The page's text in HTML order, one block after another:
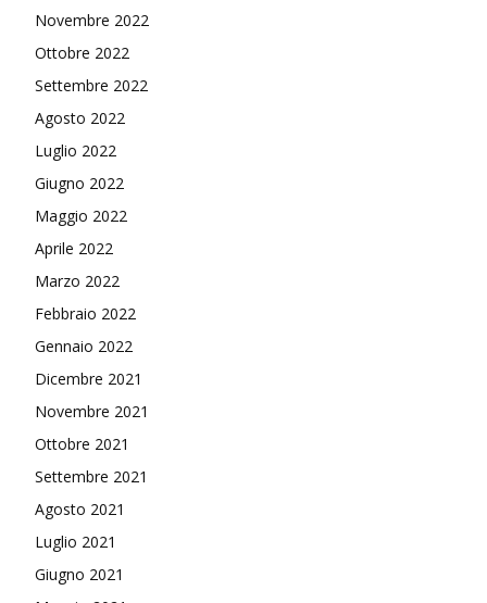
Novembre 2022
Ottobre 2022
Settembre 2022
Agosto 2022
Luglio 2022
Giugno 2022
Maggio 2022
Aprile 2022
Marzo 2022
Febbraio 2022
Gennaio 2022
Dicembre 2021
Novembre 2021
Ottobre 2021
Settembre 2021
Agosto 2021
Luglio 2021
Giugno 2021